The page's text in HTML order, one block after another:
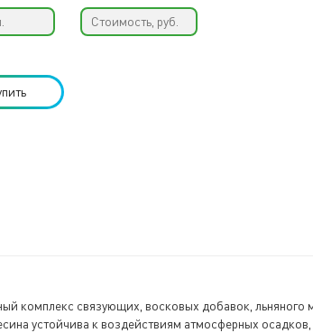
комплекс связующих, восковых добавок, льняного
устойчива к воздействиям атмосферных